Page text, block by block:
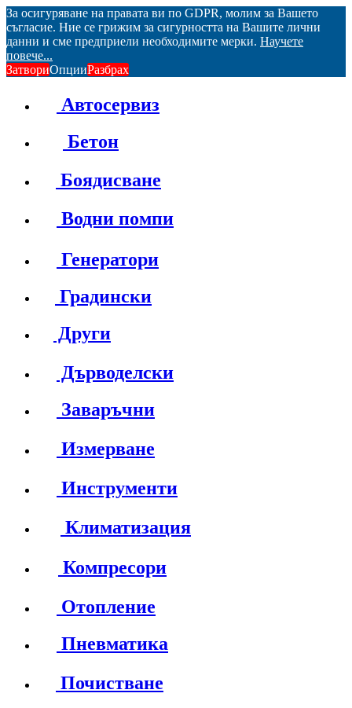
За осигуряване на правата ви по GDPR, молим за Вашето
съгласие. Ние се грижим за сигурността на Вашите лични
данни и сме предприели необходимите мерки. Научете
повече...
ЗатвориОпцииРазбрах
Автосервиз
Бетон
Боядисване
Водни помпи
Генератори
Градински
Други
Дърводелски
Заваръчни
Измерване
Инструменти
Климатизация
Компресори
Отопление
Пневматика
Почистване